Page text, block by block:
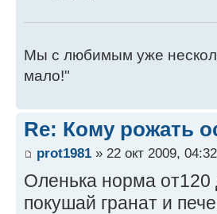
Мы с любимым уже
мало!"
Re: Кому рожать
prot1981 » 22 окт 2009, 04:32
Оленька норма
покушай гранат и